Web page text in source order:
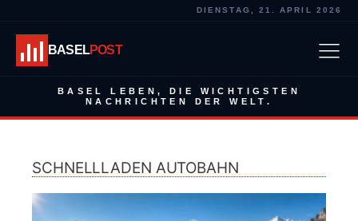
DIENSTAG, 21. APRIL 2026
BASELPOST
BASEL LEBEN, DIE WICHTIGSTEN
NACHRICHTEN DER WELT.
SCHNELLLADEN AUTOBAHN